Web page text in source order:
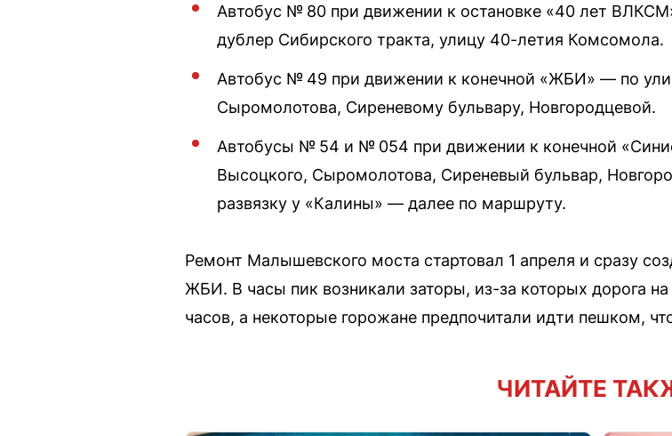
Автобус № 80 при движении к остановке «40 лет
дублер Сибирского тракта, улицу 40-летия Комсомола.
Автобус № 49 при движении к конечной «ЖБИ» — по
Сыромолотова, Сиреневому бульвару, Новгородцевой.
Автобусы № 54 и № 054 при движении к конечной
Высоцкого, Сыромолотова, Сиреневый бульвар,
развязку у «Калины» — далее по маршруту.
Ремонт Малышевского моста стартовал 1 апреля и сразу
ЖБИ. В часы пик возникали заторы, из-за которых дорога
часов, а некоторые горожане предпочитали идти пешком,
ЧИТАЙТЕ